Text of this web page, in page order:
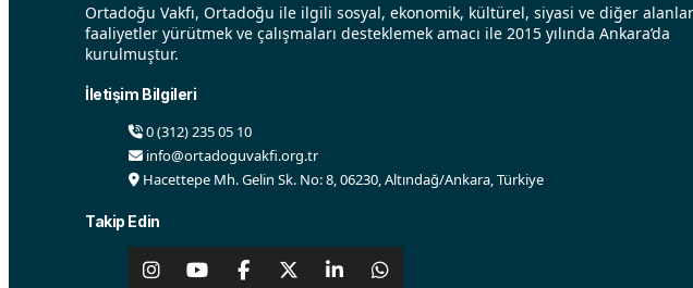
Ortadoğu Vakfı, Ortadoğu ile ilgili sosyal, ekonomik, kültürel, siyasi ve diğer
faaliyetler yürütmek ve çalışmaları desteklemek amacı ile 2015 yılında Ankara’da
kurulmuştur.
İletişim Bilgileri
0 (312) 235 05 10
info@ortadoguvakfi.org.tr
Hacettepe Mh. Gelin Sk. No: 8, 06230, Altındağ/Ankara, Türkiye
Takip Edin